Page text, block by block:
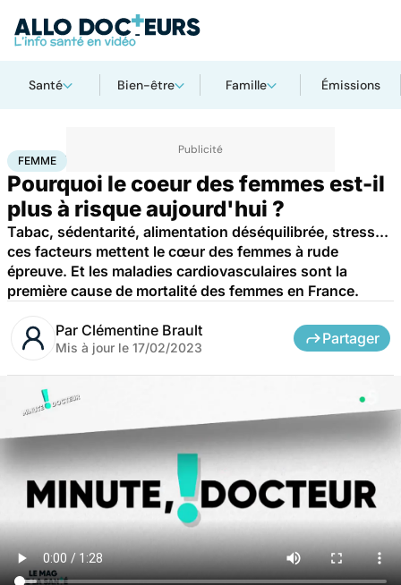
Santé Bien-être Famille Émissions
AccueilSanté
FEMME
Pourquoi le coeur des femmes est-il
plus à risque aujourd'hui ?
Tabac, sédentarité, alimentation déséquilibrée, stress...
ces facteurs mettent le cœur des femmes à rude
épreuve. Et les maladies cardiovasculaires sont la
première cause de mortalité des femmes en France.
Par Clémentine Brault
Mis à jour le 17/02/2023
Partager